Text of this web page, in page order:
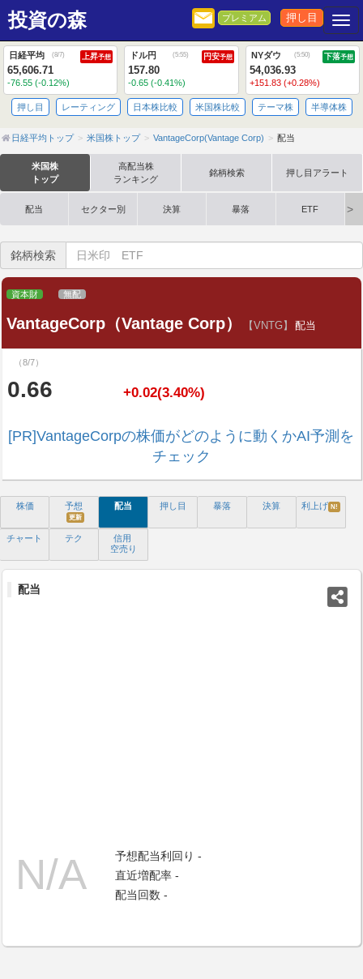
投資の森 プレミアム 押し目
日経平均 (8/7) 上昇予想
65,606.71
-76.55 (-0.12%)
ドル円 (5:55) 円安予想
157.80
-0.65 (-0.41%)
NYダウ (5:50) 下落予想
54,036.93
+151.83 (+0.28%)
押し目 レーティング 日本株比較 米国株比較 テーマ株 半導体株
日経平均トップ 米国株トップ VantageCorp(Vantage Corp) 配当
米国株
トップ
高配当株
ランキング
銘柄検索 押し目アラート
配当 セクター別 決算 暴落 ETF
銘柄検索
資本財 無配
VantageCorp（Vantage Corp） 【VNTG】 配当
（8/7）
0.66 +0.02(3.40%)
[PR]VantageCorpの株価がどのように動くかAI予測を
チェック
株価 予想
更新
配当 押し目 暴落 決算 利上げ N!
チャート テク
信用
空売り
配当
予想配当利回り -
直近増配率 -
配当回数 -